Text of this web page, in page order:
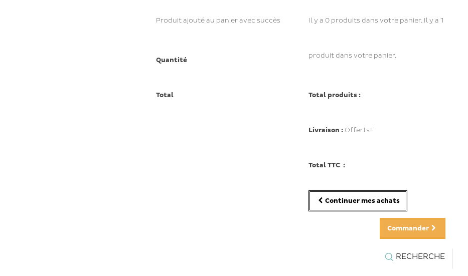
Produit ajouté au panier avec succès
Quantité
Total
Il y a 0produits dans votre panier. Il y a 1
produit dans votre panier.
Total produits :
Livraison : Offerts !
Total TTC :
Continuer mes achats
Commander
RECHERCHE